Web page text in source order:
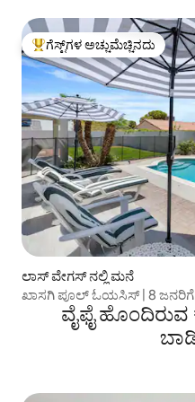
ಗೆಸ್ಟ್‌ಗಳಿಗೆ ಅತಿ ಹೆಚ್ಚು
ಗೆಸ್ಟ್‌ಗಳ ಅಚ್ಚುಮೆಚ್ಚಿನದು
ಲಾಸ್ ವೇಗಸ್ ನಲ್ಲಿ ಮನೆ
ಖಾಸಗಿ ಪೂಲ್ ಓಯಸಿಸ್ | 8 ಜನರಿಗೆ
ವೈಫೈ